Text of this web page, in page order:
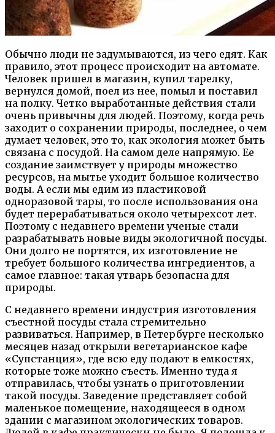
Обычно люди не задумываются, из чего едят. Как
правило, этот процесс происходит на автомате.
Человек пришел в магазин, купил тарелку,
вернулся домой, поел из нее, помыл и поставил
на полку. Четко выработанные действия стали
очень привычны для людей. Поэтому, когда речь
заходит о сохранении природы, последнее, о чем
думает человек, это то, как экология может быть
связана с посудой. На самом деле напрямую. Ее
создание заимствует у природы множество
ресурсов, на мытье уходит большое количество
воды. А если мы едим из пластиковой
одноразовой тары, то после использования она
будет перерабатываться около четырехсот лет.
Поэтому с недавнего времени ученые стали
разрабатывать новые виды экологичной посуды.
Они долго не портятся, их изготовление не
требует большого количества ингредиентов, а
самое главное: такая утварь безопасна для
природы.
С недавнего времени индустрия изготовления
съестной посуды стала стремительно
развиваться. Например, в Петербурге несколько
месяцев назад открыли вегетарианское кафе
«Супстанция», где всю еду подают в емкостях,
которые тоже можно съесть. Именно туда я
отправилась, чтобы узнать о приготовлении
такой посуды. Заведение представляет собой
маленькое помещение, находящееся в одном
здании с магазином экологических товаров.